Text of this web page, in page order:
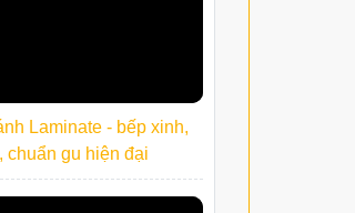
Laminate - bếp xinh,
chuẩn gu hiện đại